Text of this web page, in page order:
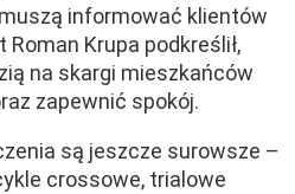
informować klientów
Krupa podkreślił,
na skargi mieszkańców
zapewnić spokój.
są jeszcze surowsze –
crossowe, trialowe